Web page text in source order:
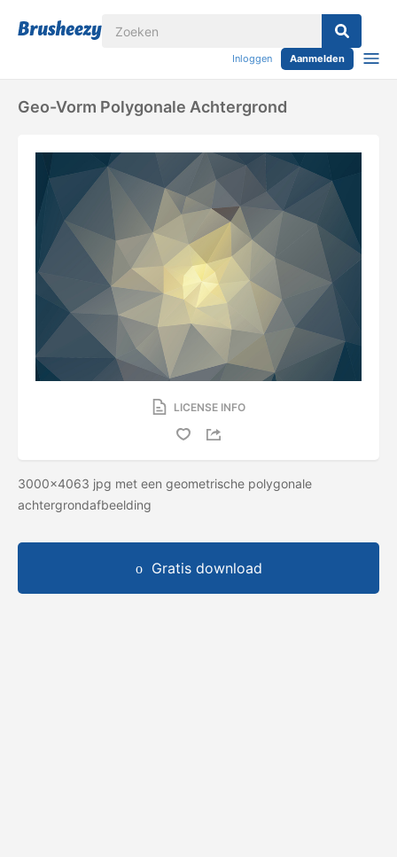
Inloggen Aanmelden
Geo-Vorm Polygonale Achtergrond
LICENSE INFO
3000x4063 jpg met een geometrische polygonale
achtergrondafbeelding
Gratis download